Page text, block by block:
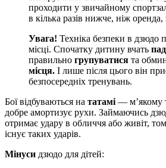
проходити у звичайному
в кілька разів нижче, ніж
Увага! Техніка безпеки в дзюдо
місці. Спочатку дитину вчать
правильно групуватися та
місця. І лише після цього він
безпосередніх тренувань.
Бої відбуваються на татамі — м’якому
добре амортизує рухи. Займаючись
отримає удару в обличчя або живіт,
існує таких ударів.
Мінуси дзюдо для дітей: